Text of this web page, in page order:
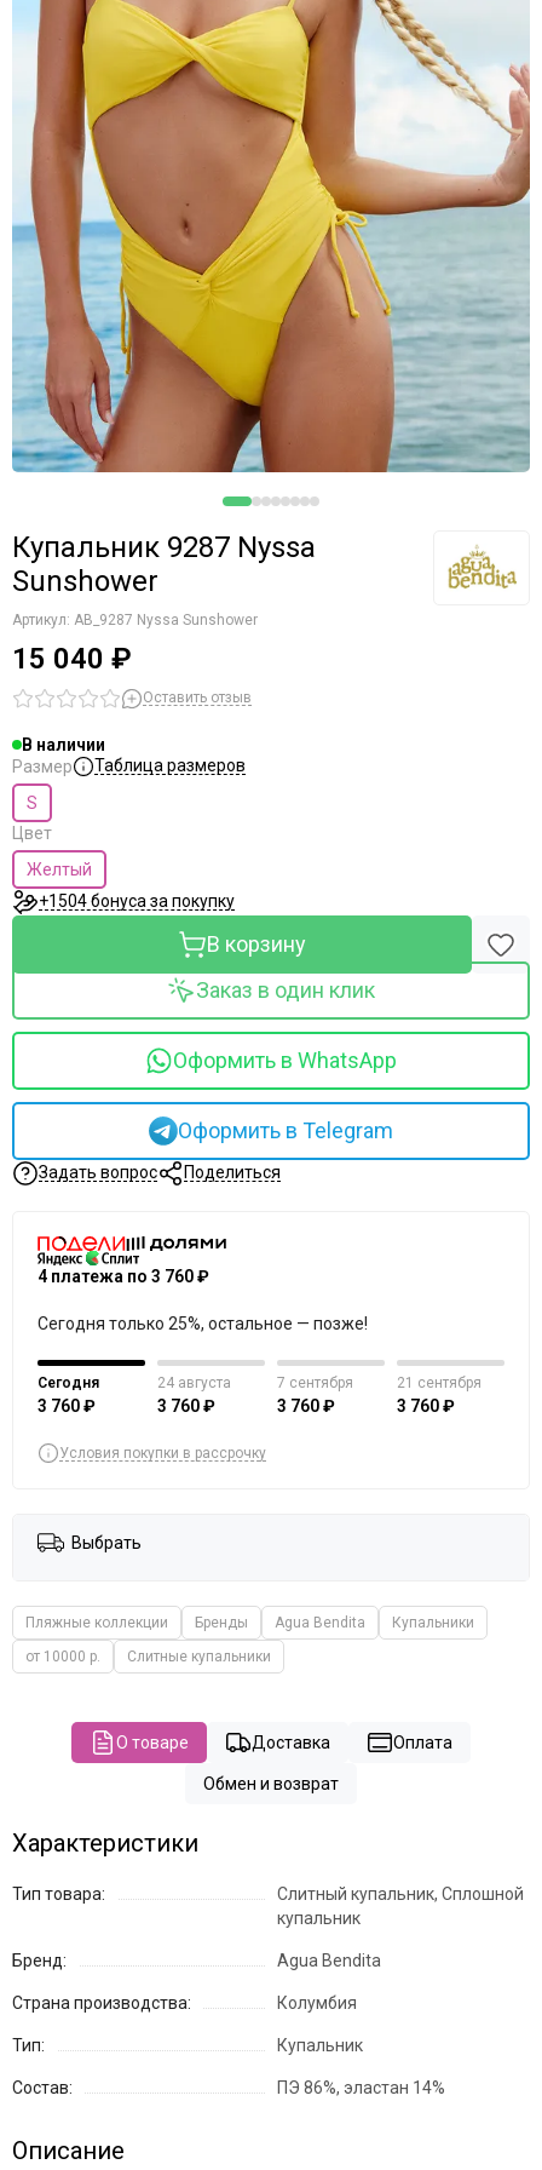
Купальник 9287 Nyssa
Sunshower
Артикул: AB_9287 Nyssa Sunshower
15 040 ₽
Оставить отзыв
В наличии
Размер
Таблица размеров
S
Цвет
Желтый
+1504 бонуса за покупку
В корзину
Заказ в один клик
Оформить в WhatsApp
Оформить в Telegram
Задать вопрос Поделиться
4 платежа по 3 760 ₽
Сегодня только 25%, остальное — позже!
Сегодня
3 760 ₽
24 августа
3 760 ₽
7 сентября
3 760 ₽
21 сентября
3 760 ₽
Условия покупки в рассрочку
Выбрать
Пляжные коллекции Бренды Agua Bendita
Купальники
от 10000 р.
Слитные купальники
О товаре Доставка Оплата
Обмен и возврат
Характеристики
Тип товара:
Слитный купальник, Сплошной
купальник
Бренд: Agua Bendita
Страна производства: Колумбия
Тип: Купальник
Состав: ПЭ 86%, эластан 14%
Описание